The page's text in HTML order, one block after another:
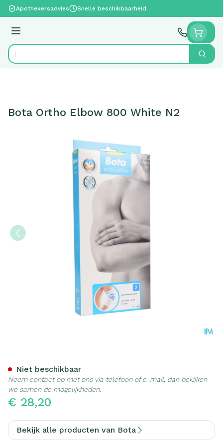
Ga naar de inhoud
Apothekersadvies Snelle beschikbaarheid
Menu
Product, merk, categorie... Zoek
Bota Ortho Elbow 800 White N2
€ 28,20
Niet beschikbaar
Neem contact op met ons via telefoon of e-mail, dan bekijken
we samen de mogelijkheden.
Bekijk alle producten van Bota